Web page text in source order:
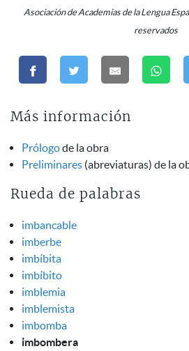
Asociación de Academias de la Lengua
reservados
Más información
Prólogode la obra
Preliminares (abreviaturas) de la
Rueda de palabras
imbancable
imberbe
imbíbita
imbíbito
imblemia
imblemista
imbomba
imbombera